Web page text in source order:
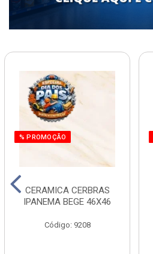
% PROMOÇÃO
CERAMICA CERBRAS
IPANEMA BEGE 46X46
Código: 9208